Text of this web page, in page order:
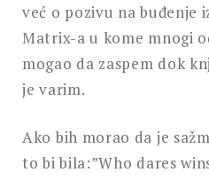
već o pozivu na buđenje
Matrix-a u kome mnogi
mogao da zaspem dok
je varim.
Ako bih morao da je
to bi bila:”Who dares